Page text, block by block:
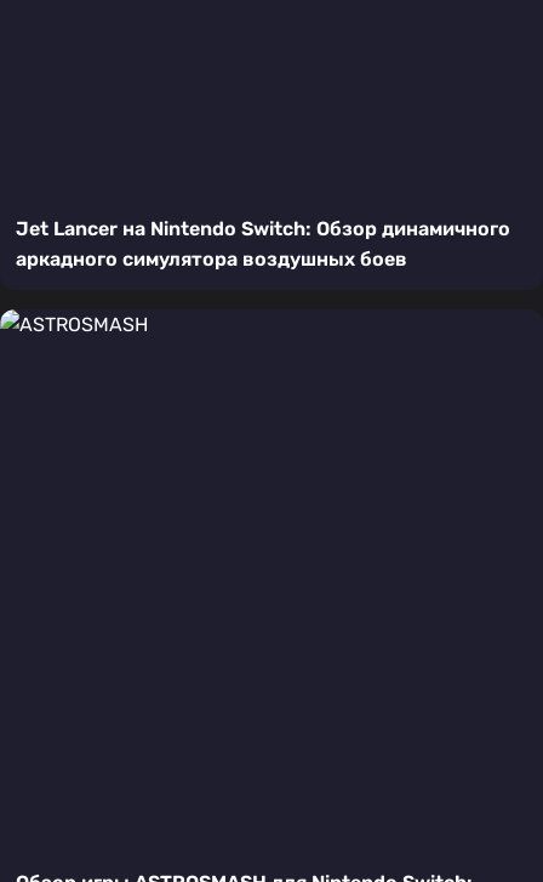
Jet Lancer на Nintendo Switch: Обзор динамичного
аркадного симулятора воздушных боев